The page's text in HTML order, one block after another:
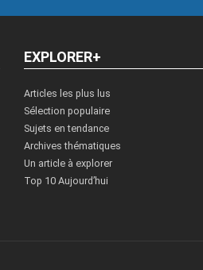
EXPLORER+
Articles les plus lus
Sélection populaire
Sujets en tendance
Archives thématiques
Un article à explorer
Top 10 Aujourd’hui